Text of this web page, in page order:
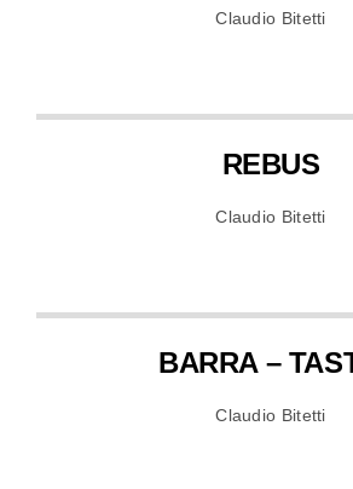
Claudio Bitetti
REBUS
Claudio Bitetti
BARRA –
Claudio Bitetti